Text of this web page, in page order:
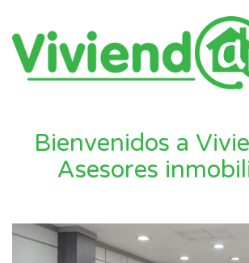
Bienvenidos a
Asesores